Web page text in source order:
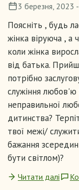
3 березня, 2023
Поясніть , будь
жінка віруюча , а
коли жінка
від батька.
потрібно
служіння любов'ю
неправильної
дитинства?
твої межі/
бажання
бути світлом)?
Читати далі